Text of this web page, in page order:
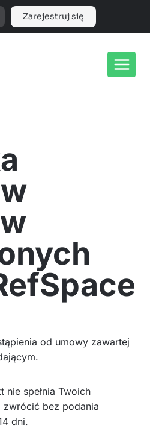
Zarejestruj się
od umowy zawartej
spełnia Twoich
bez podania
dni.